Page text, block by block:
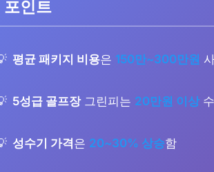
포인트
평균 패키지 비용은 150만~300만원
5성급 골프장그린피는 20만원 이상
성수기 가격 은 20~30% 상승함